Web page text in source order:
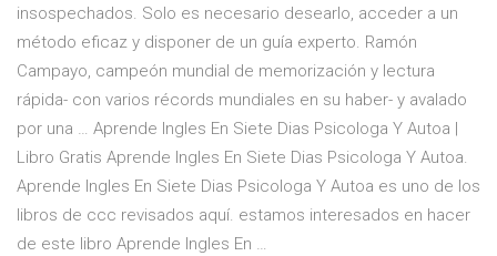
insospechados. Solo es necesario desearlo, acceder a un
método eficaz y disponer de un guía experto. Ramón
Campayo, campeón mundial de memorización y lectura
rápida- con varios récords mundiales en su haber- y avalado
por una … Aprende Ingles En Siete Dias Psicologa Y Autoa |
Libro Gratis Aprende Ingles En Siete Dias Psicologa Y Autoa.
Aprende Ingles En Siete Dias Psicologa Y Autoa es uno de los
libros de ccc revisados aquí. estamos interesados en hacer
de este libro Aprende Ingles En …